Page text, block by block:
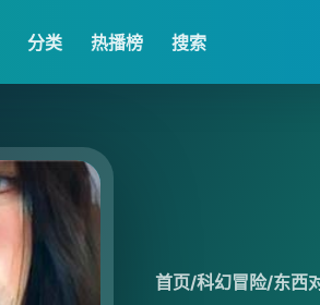
分类 热播榜 搜索
首页/科幻冒险/东西